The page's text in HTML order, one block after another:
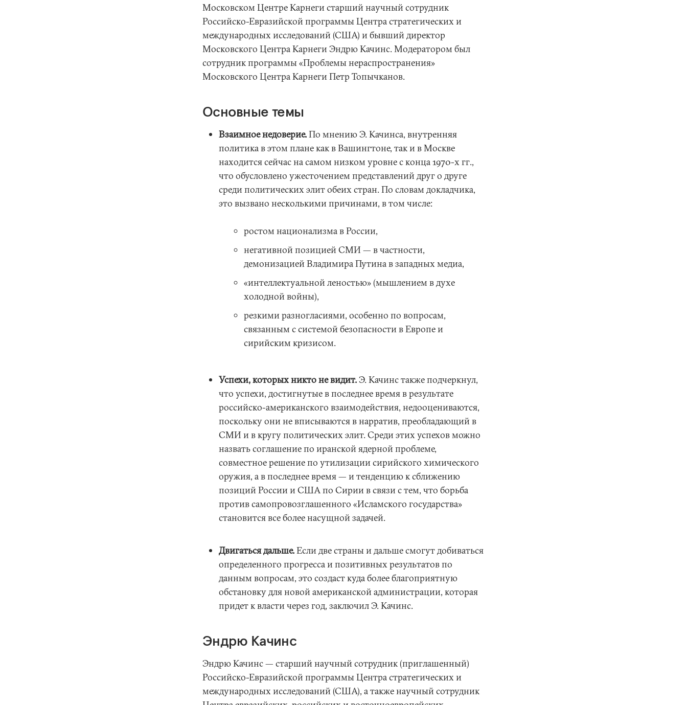
Московском Центре Карнеги старший научный сотрудник
Российско-Евразийской программы Центра стратегических и
международных исследований (США) и бывший директор
Московского Центра Карнеги Эндрю Качинс. Модератором был
сотрудник программы «Проблемы нераспространения»
Московского Центра Карнеги Петр Топычканов.
Основные темы
Взаимное недоверие.По мнению Э. Качинса, внутренняя
политика в этом плане как в Вашингтоне, так и в Москве
находится сейчас на самом низком уровне с конца 1970-х гг.,
что обусловлено ужесточением представлений друг о друге
среди политических элит обеих стран. По словам докладчика,
это вызвано несколькими причинами, в том числе:
ростом национализма в России,
негативной позицией СМИ — в частности,
демонизацией Владимира Путина в западных медиа,
«интеллектуальной леностью» (мышлением в духе
холодной войны),
резкими разногласиями, особенно по вопросам,
связанным с системой безопасности в Европе и
сирийским кризисом.
Успехи, которых никто не видит.Э. Качинс также подчеркнул,
что успехи, достигнутые в последнее время в результате
российско-американского взаимодействия, недооцениваются,
поскольку они не вписываются в нарратив, преобладающий в
СМИ и в кругу политических элит. Среди этих успехов можно
назвать соглашение по иранской ядерной проблеме,
совместное решение по утилизации сирийского химического
оружия, а в последнее время — и тенденцию к сближению
позиций России и США по Сирии в связи с тем, что борьба
против самопровозглашенного «Исламского государства»
становится все более насущной задачей.
Двигаться дальше.Если две страны и дальше смогут добиваться
определенного прогресса и позитивных результатов по
данным вопросам, это создаст куда более благоприятную
обстановку для новой американской администрации, которая
придет к власти через год, заключил Э. Качинс.
Эндрю Качинс
Эндрю Качинс — старший научный сотрудник (приглашенный)
Российско-Евразийской программы Центра стратегических и
международных исследований (США), а также научный сотрудник